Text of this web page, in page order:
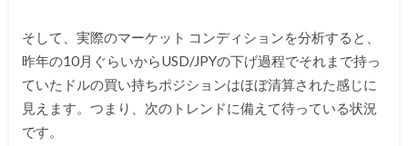
そして、実際のマーケット コンディションを分析すると、
昨年の10月ぐらいからUSD/JPYの下げ過程でそれまで持っ
ていたドルの買い持ちポジションはほぼ清算された感じに
見えます。つまり、次のトレンドに備えて待っている状況
です。